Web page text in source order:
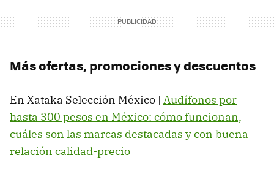
Más ofertas, promociones y descuentos
En Xataka Selección México | Audífonos por
hasta 300 pesos en México: cómo funcionan,
cuáles son las marcas destacadas y con buena
relación calidad-precio